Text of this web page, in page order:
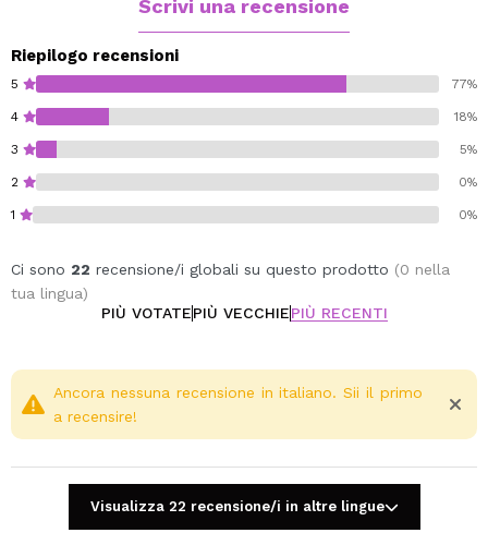
Capacità: 50 ml
Scrivi una recensione
Riepilogo recensioni
5 77%
4 18%
3 5%
2 0%
1 0%
Ci sono 22 recensione/i globali su questo prodotto (0 nella
tua lingua)
PIÙ VOTATEPIÙ VECCHIEPIÙ RECENTI
Ancora nessuna recensione in italiano. Sii il primo
a recensire!
Visualizza 22 recensione/i in altre lingue